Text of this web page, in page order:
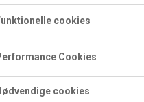
påskeæg.
med bånd omkring, så er
cookies
Cookies
cookies